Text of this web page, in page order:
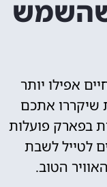
שהשמש
אפילו יותר
שיקררו אתכם
בפארק פועלות
לטייל לשבת
הטוב.